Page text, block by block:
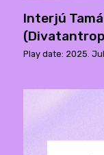
Interjú
Play date: 2025.